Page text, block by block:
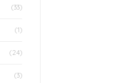
(33)
(1)
(24)
(3)